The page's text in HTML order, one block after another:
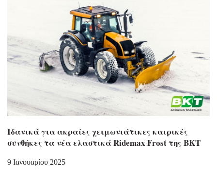
Ιδανικά για ακραίες χειμωνιάτικες καιρικές
συνθήκες τα νέα ελαστικά Ridemax Frost της BKT
9 Ιανουαρίου 2025